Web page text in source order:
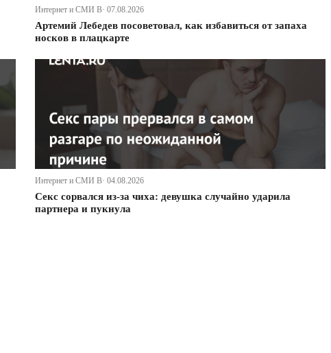
Интернет и СМИ В· 07.08.2026
Артемий Лебедев посоветовал, как избавиться от запаха
носков в плацкарте
Интернет и СМИ В· 04.08.2026
Секс сорвался из-за чиха: девушка случайно ударила
партнера и пукнула